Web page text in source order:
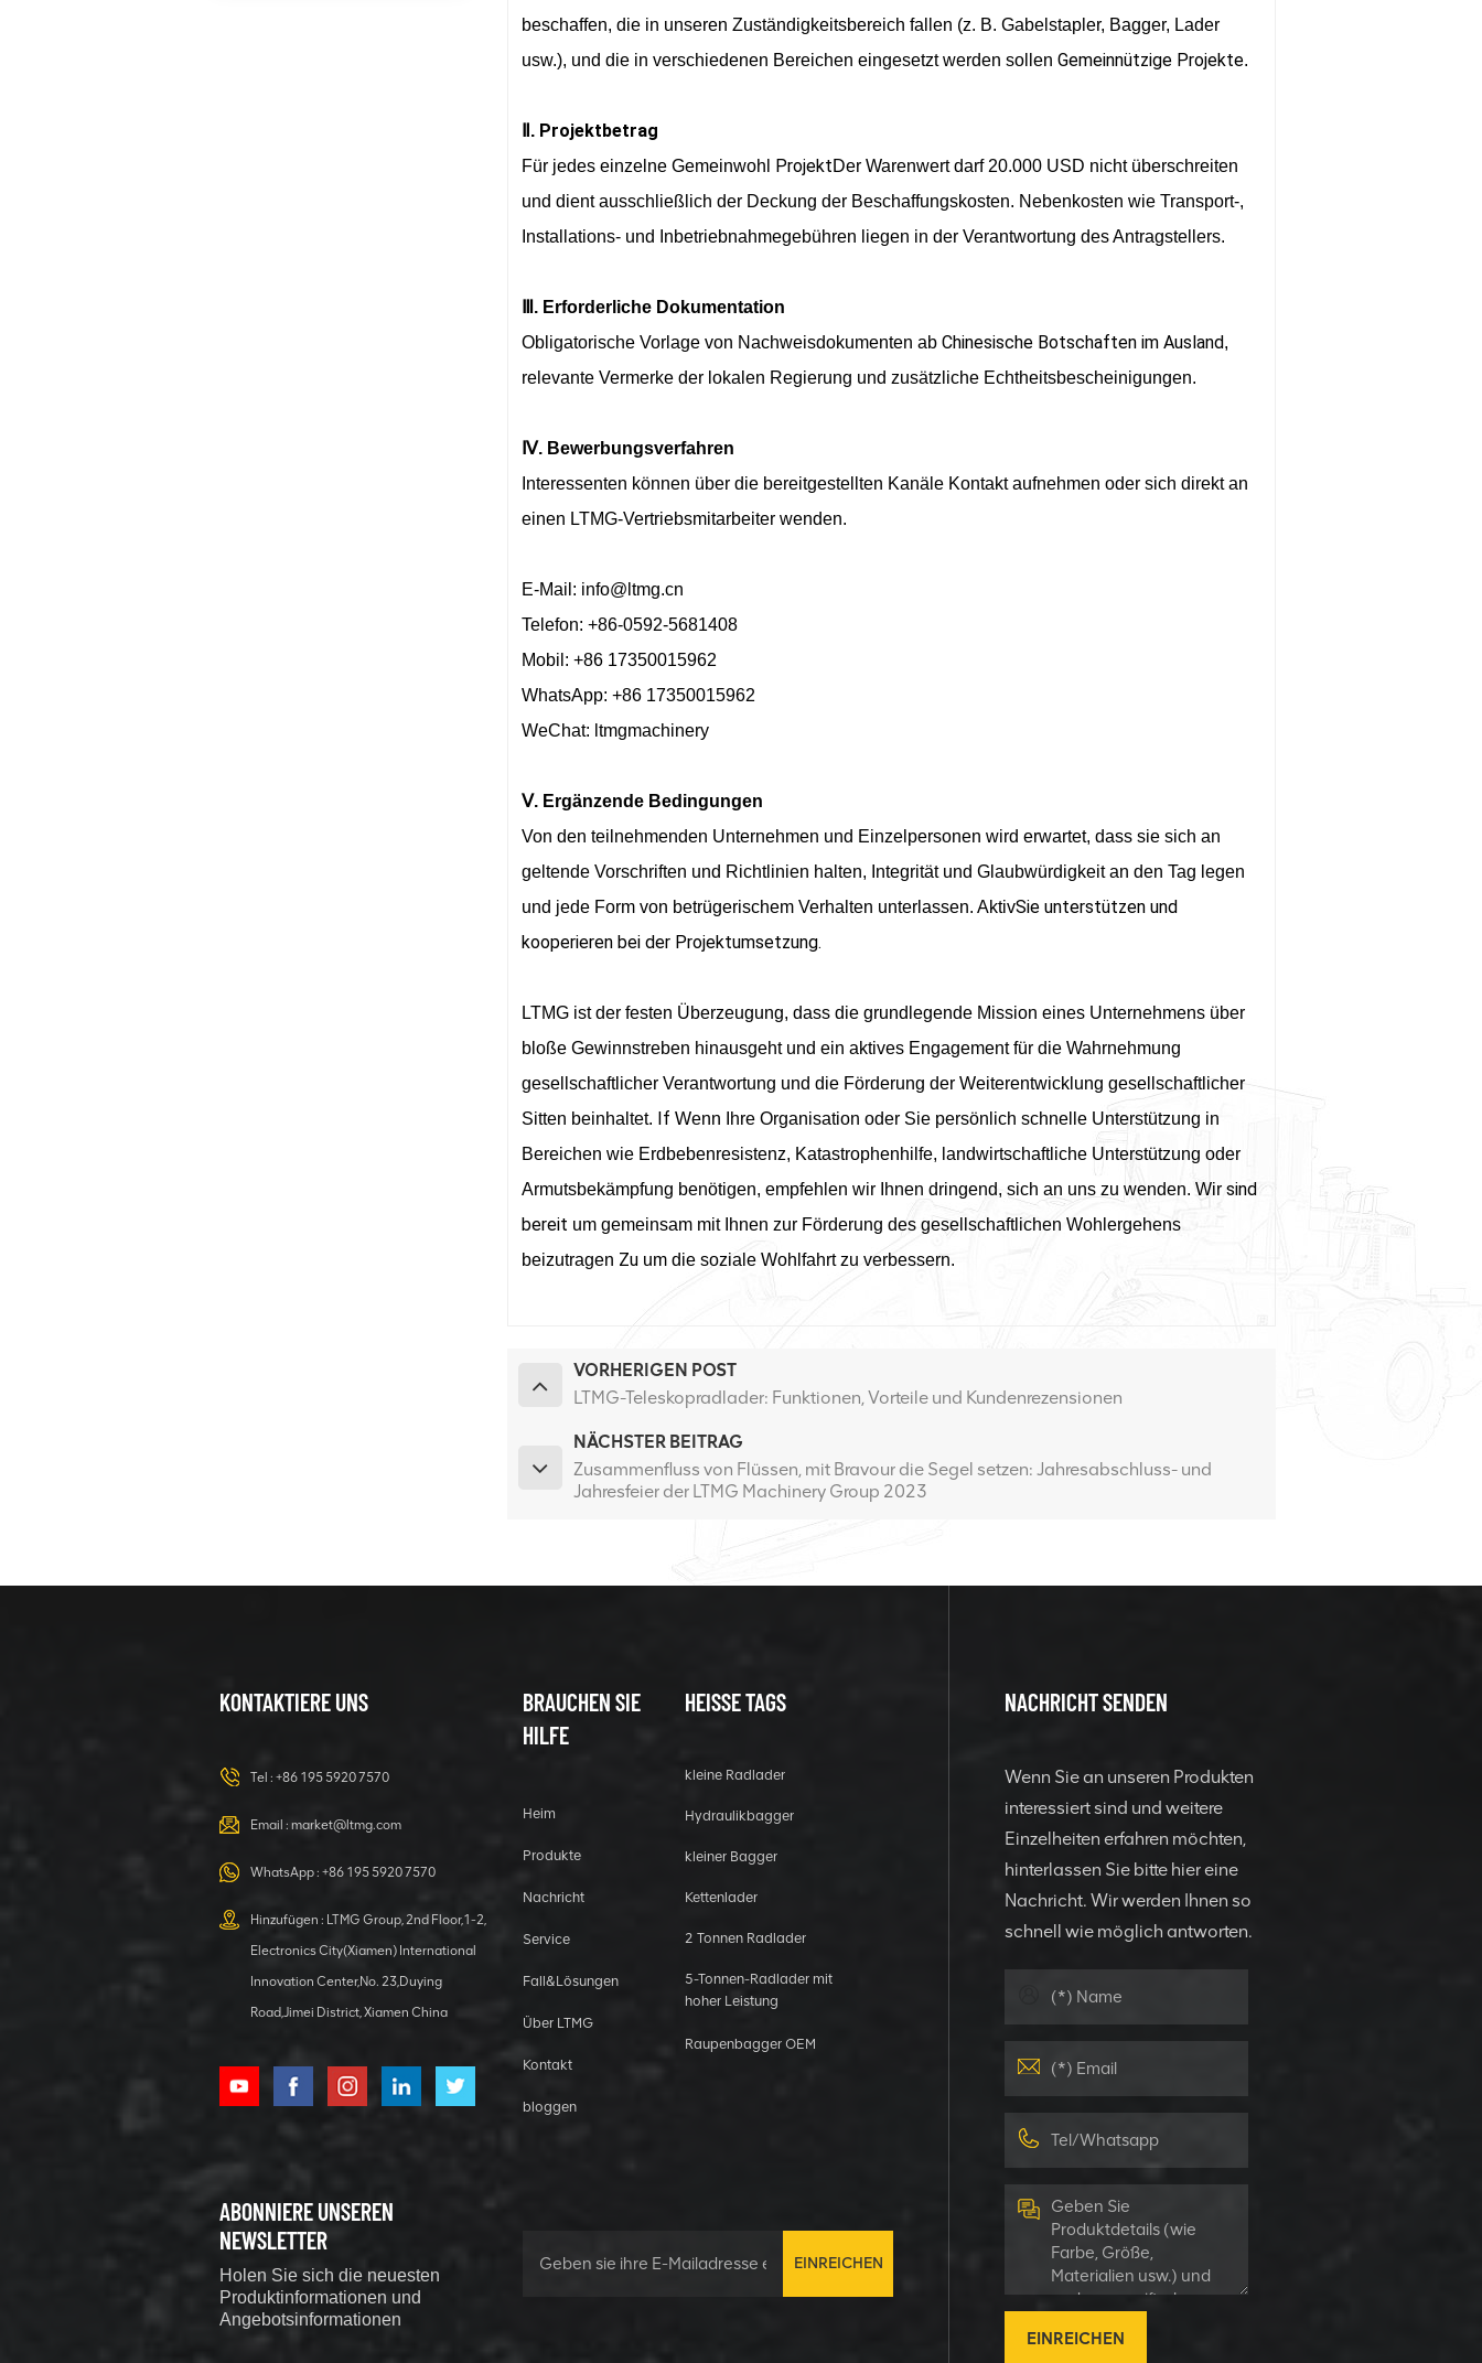
beschaffen, die in unseren Zuständigkeitsbereich fallen (z. B. Gabelstapler, Bagger, Lader
usw.), und die in verschiedenen Bereichen eingesetzt werden sollen Gemeinnützige Projekte.
Ⅱ. Projektbetrag
Für jedes einzelne Gemeinwohl ProjektDer Warenwert darf 20.000 USD nicht überschreiten
und dient ausschließlich der Deckung der Beschaffungskosten. Nebenkosten wie Transport-,
Installations- und Inbetriebnahmegebühren liegen in der Verantwortung des Antragstellers.
Ⅲ. Erforderliche Dokumentation
Obligatorische Vorlage von Nachweisdokumenten ab Chinesische Botschaften im Ausland,
relevante Vermerke der lokalen Regierung und zusätzliche Echtheitsbescheinigungen.
Ⅳ. Bewerbungsverfahren
Interessenten können über die bereitgestellten Kanäle Kontakt aufnehmen oder sich direkt an
einen LTMG-Vertriebsmitarbeiter wenden.
E-Mail: info@ltmg.cn
Telefon: +86-0592-5681408
Mobil: +86 17350015962
WhatsApp: +86 17350015962
WeChat: ltmgmachinery
Ⅴ. Ergänzende Bedingungen
Von den teilnehmenden Unternehmen und Einzelpersonen wird erwartet, dass sie sich an
geltende Vorschriften und Richtlinien halten, Integrität und Glaubwürdigkeit an den Tag legen
und jede Form von betrügerischem Verhalten unterlassen. AktivSie unterstützen und
kooperieren bei der Projektumsetzung.
LTMG ist der festen Überzeugung, dass die grundlegende Mission eines Unternehmens über
bloße Gewinnstreben hinausgeht und ein aktives Engagement für die Wahrnehmung
gesellschaftlicher Verantwortung und die Förderung der Weiterentwicklung gesellschaftlicher
Sitten beinhaltet. If Wenn Ihre Organisation oder Sie persönlich schnelle Unterstützung in
Bereichen wie Erdbebenresistenz, Katastrophenhilfe, landwirtschaftliche Unterstützung oder
Armutsbekämpfung benötigen, empfehlen wir Ihnen dringend, sich an uns zu wenden. Wir sind
bereit um gemeinsam mit Ihnen zur Förderung des gesellschaftlichen Wohlergehens
beizutragen Zu um die soziale Wohlfahrt zu verbessern.
VORHERIGEN POST
LTMG-Teleskopradlader: Funktionen, Vorteile und Kundenrezensionen
NÄCHSTER BEITRAG
Zusammenfluss von Flüssen, mit Bravour die Segel setzen: Jahresabschluss- und
Jahresfeier der LTMG Machinery Group 2023
KONTAKTIERE UNS
Tel : +86 195 5920 7570
Email : market@ltmg.com
WhatsApp : +86 195 5920 7570
Hinzufügen : LTMG Group, 2nd Floor,1-2,
Electronics City(Xiamen) International
Innovation Center,No. 23,Duying
Road,Jimei District, Xiamen China
BRAUCHEN SIE
HILFE
Heim
Produkte
Nachricht
Service
Fall&Lösungen
Über LTMG
Kontakt
bloggen
HEISSE TAGS
kleine Radlader
Hydraulikbagger
kleiner Bagger
Kettenlader
2 Tonnen Radlader
5-Tonnen-Radlader mit
hoher Leistung
Raupenbagger OEM
ABONNIERE UNSEREN
NEWSLETTER
Holen Sie sich die neuesten
Produktinformationen und
Angebotsinformationen
EINREICHEN
NACHRICHT SENDEN
Wenn Sie an unseren Produkten
interessiert sind und weitere
Einzelheiten erfahren möchten,
hinterlassen Sie bitte hier eine
Nachricht. Wir werden Ihnen so
schnell wie möglich antworten.
EINREICHEN